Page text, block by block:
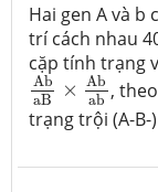
Hai gen A và
trí cách nhau
cặp tính trạng
Ab
aB
×
Ab
ab
AbaB×Abab
,
trạng trội (A-